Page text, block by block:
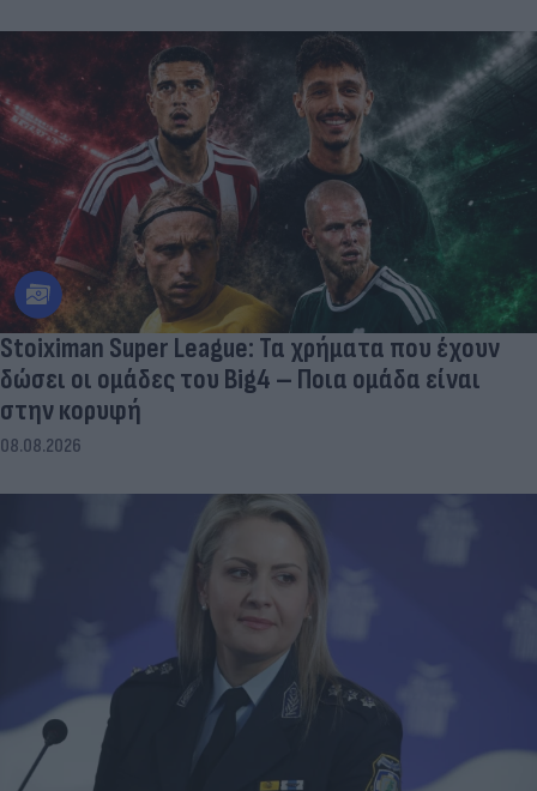
Stoiximan Super League: Τα χρήματα που έχουν
δώσει οι ομάδες του Big4 – Ποια ομάδα είναι
στην κορυφή
08.08.2026